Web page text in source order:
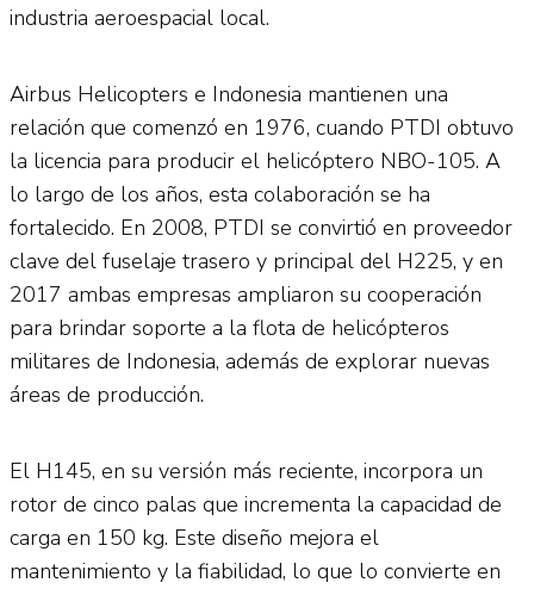
industria aeroespacial local.
Airbus Helicopters e Indonesia mantienen una
relación que comenzó en 1976, cuando PTDI obtuvo
la licencia para producir el helicóptero NBO-105. A
lo largo de los años, esta colaboración se ha
fortalecido. En 2008, PTDI se convirtió en proveedor
clave del fuselaje trasero y principal del H225, y en
2017 ambas empresas ampliaron su cooperación
para brindar soporte a la flota de helicópteros
militares de Indonesia, además de explorar nuevas
áreas de producción.
El H145, en su versión más reciente, incorpora un
rotor de cinco palas que incrementa la capacidad de
carga en 150 kg. Este diseño mejora el
mantenimiento y la fiabilidad, lo que lo convierte en